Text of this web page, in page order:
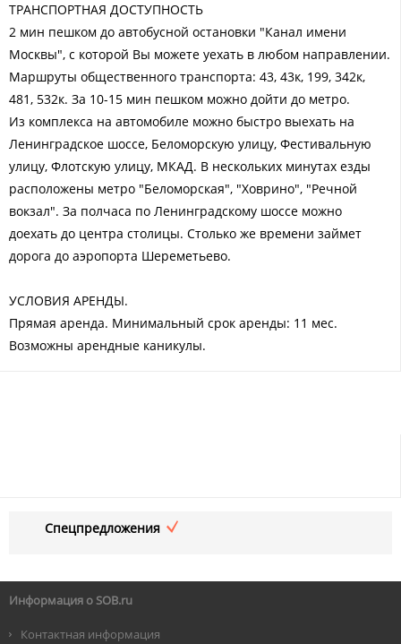
ТРАНСПОРТНАЯ ДОСТУПНОСТЬ
2 мин пешком до автобусной остановки "Канал имени
Москвы", с которой Вы можете уехать в любом направлении.
Маршруты общественного транспорта: 43, 43к, 199, 342к,
481, 532к. За 10-15 мин пешком можно дойти до метро.
Из комплекса на автомобиле можно быстро выехать на
Ленинградское шоссе, Беломорскую улицу, Фестивальную
улицу, Флотскую улицу, МКАД. В нескольких минутах езды
расположены метро "Беломорская", "Ховрино", "Речной
вокзал". За полчаса по Ленинградскому шоссе можно
доехать до центра столицы. Столько же времени займет
дорога до аэропорта Шереметьево.
УСЛОВИЯ АРЕНДЫ.
Прямая аренда. Минимальный срок аренды: 11 мес.
Возможны арендные каникулы.
Спецпредложения
Информация о SOB.ru
Контактная информация